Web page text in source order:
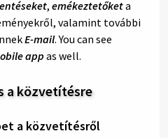
, emékeztetőketa
valamint további
E-mail. You can see
app as well.
a közvetítésre
a közvetítésről